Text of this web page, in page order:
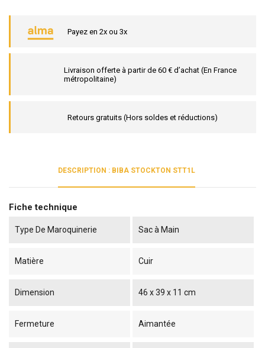
Payez en 2x ou 3x
Livraison offerte à partir de 60 € d’achat (En France
métropolitaine)
Retours gratuits (Hors soldes et réductions)
DESCRIPTION : BIBA STOCKTON STT1L
Fiche technique
Type De Maroquinerie Sac à Main
Matière Cuir
Dimension 46 x 39 x 11 cm
Fermeture Aimantée